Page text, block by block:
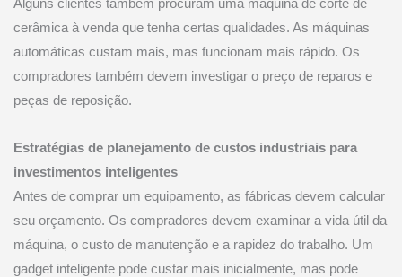
Alguns clientes também procuram uma máquina de corte de
cerâmica à venda que tenha certas qualidades. As máquinas
automáticas custam mais, mas funcionam mais rápido. Os
compradores também devem investigar o preço de reparos e
peças de reposição.
Estratégias de planejamento de custos industriais para
investimentos inteligentes
Antes de comprar um equipamento, as fábricas devem calcular
seu orçamento. Os compradores devem examinar a vida útil da
máquina, o custo de manutenção e a rapidez do trabalho. Um
gadget inteligente pode custar mais inicialmente, mas pode